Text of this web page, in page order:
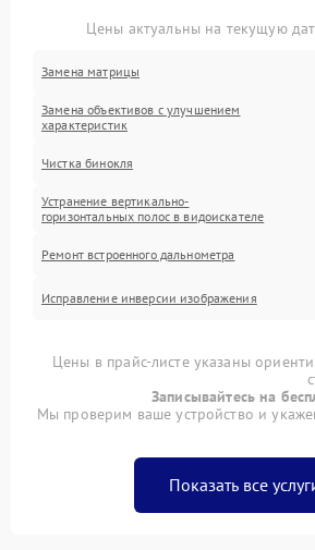
Цены актуальны на текущую
Замена матрицы
Замена объективов с улучшением
характеристик
Чистка бинокля
Устранение вертикально-
горизонтальных полос в видоискателе
Ремонт встроенного дальнометра
Исправление инверсии изображения
Цены в прайс-листе указаны
Записывайтесь на
Мы проверим ваше устройство и
Показать все